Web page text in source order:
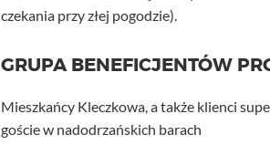
czekania przy złej pogodzie).
GRUPA BENEFICJENTÓW
Mieszkańcy Kleczkowa, a także klienci
goście w nadodrzańskich barach